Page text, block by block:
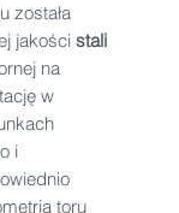
została
jakości stali
na
w
i
toru